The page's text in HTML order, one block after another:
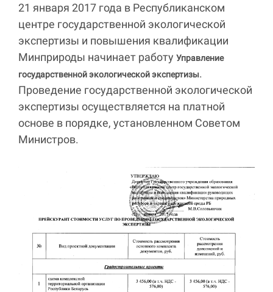
21 января 2017 года в Республиканском
центре государственной экологической
экспертизы и повышения квалификации
Минприроды начинает работу Управление
государственной экологической экспертизы.
Проведение государственной экологической
экспертизы осуществляется на платной
основе в порядке, установленном Советом
Министров.